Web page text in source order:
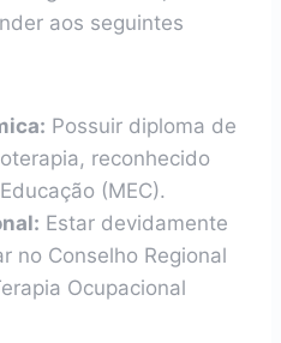
aos seguintes
Possuir diploma de
reconhecido
(MEC).
Estar devidamente
no Conselho Regional
Ocupacional